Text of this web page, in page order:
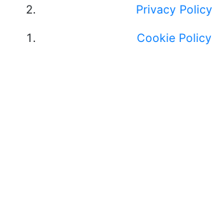
Privacy Policy
Cookie Policy